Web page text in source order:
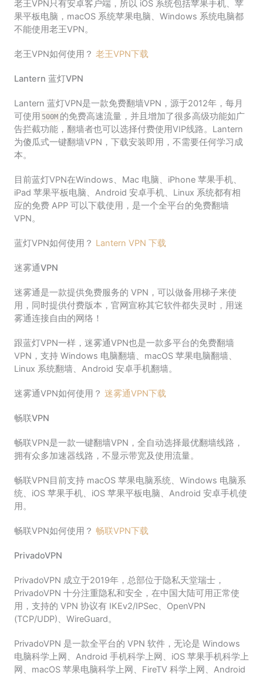
老王VPN只有安卓客户端，所以 iOS 系统包括苹果手机、苹
果平板电脑，macOS 系统苹果电脑、Windows 系统电脑都
不能使用老王VPN。
老王VPN如何使用？ 老王VPN下载
Lantern 蓝灯VPN
Lantern 蓝灯VPN是一款免费翻墙VPN，源于2012年，每月
可使用 500M 的免费高速流量，并且增加了很多高级功能如广
告拦截功能，翻墙者也可以选择付费使用VIP线路。Lantern
为傻瓜式一键翻墙VPN，下载安装即用，不需要任何学习成
本。
目前蓝灯VPN在Windows、Mac 电脑、iPhone 苹果手机、
iPad 苹果平板电脑、Android 安卓手机、Linux 系统都有相
应的免费 APP 可以下载使用，是一个全平台的免费翻墙
VPN。
蓝灯VPN如何使用？ Lantern VPN 下载
迷雾通VPN
迷雾通是一款提供免费服务的 VPN，可以做备用梯子来使
用，同时提供付费版本，官网宣称其它软件都失灵时，用迷
雾通连接自由的网络！
跟蓝灯VPN一样，迷雾通VPN也是一款多平台的免费翻墙
VPN，支持 Windows 电脑翻墙、macOS 苹果电脑翻墙、
Linux 系统翻墙、Android 安卓手机翻墙。
迷雾通VPN如何使用？ 迷雾通VPN下载
畅联VPN
畅联VPN是一款一键翻墙VPN，全自动选择最优翻墙线路，
拥有众多加速器线路，不显示带宽及使用流量。
畅联VPN目前支持 macOS 苹果电脑系统、Windows 电脑系
统、iOS 苹果手机、iOS 苹果平板电脑、Android 安卓手机使
用。
畅联VPN如何使用？ 畅联VPN下载
PrivadoVPN
PrivadoVPN 成立于2019年，总部位于隐私天堂瑞士，
PrivadoVPN 十分注重隐私和安全，在中国大陆可用正常使
用，支持的 VPN 协议有 IKEv2/IPSec、OpenVPN
(TCP/UDP)、WireGuard。
PrivadoVPN 是一款全平台的 VPN 软件，无论是 Windows
电脑科学上网、Android 手机科学上网、iOS 苹果手机科学上
网、macOS 苹果电脑科学上网、FireTV 科学上网、Android